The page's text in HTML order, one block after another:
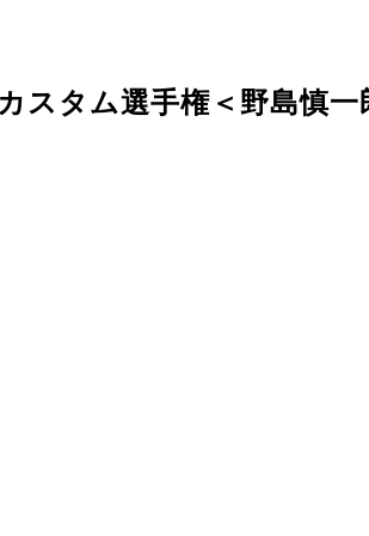
スタム選手権＜野島慎一